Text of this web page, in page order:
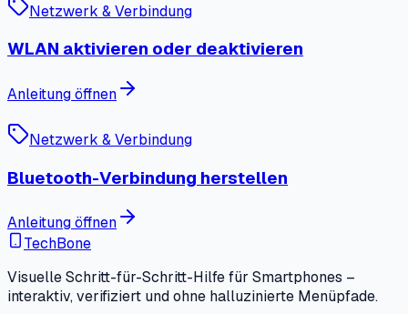
Netzwerk & Verbindung
WLAN aktivieren oder deaktivieren
Anleitung öffnen
Netzwerk & Verbindung
Bluetooth-Verbindung herstellen
Anleitung öffnen
TechBone
Visuelle Schritt-für-Schritt-Hilfe für Smartphones –
interaktiv, verifiziert und ohne halluzinierte Menüpfade.